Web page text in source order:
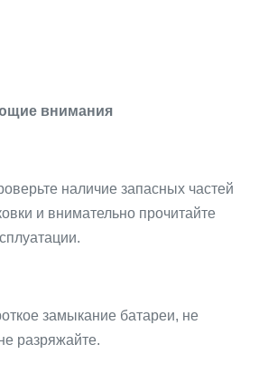
внимания
наличие запасных частей
и внимательно прочитайте
замыкание батареи, не
разряжайте.